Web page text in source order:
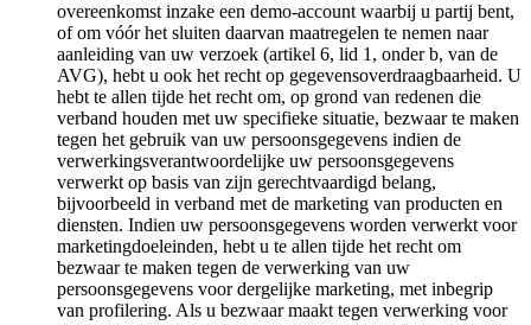
overeenkomst inzake een demo-account waarbij u partij bent,
of om vóór het sluiten daarvan maatregelen te nemen naar
aanleiding van uw verzoek (artikel 6, lid 1, onder b, van de
AVG), hebt u ook het recht op gegevensoverdraagbaarheid. U
hebt te allen tijde het recht om, op grond van redenen die
verband houden met uw specifieke situatie, bezwaar te maken
tegen het gebruik van uw persoonsgegevens indien de
verwerkingsverantwoordelijke uw persoonsgegevens
verwerkt op basis van zijn gerechtvaardigd belang,
bijvoorbeeld in verband met de marketing van producten en
diensten. Indien uw persoonsgegevens worden verwerkt voor
marketingdoeleinden, hebt u te allen tijde het recht om
bezwaar te maken tegen de verwerking van uw
persoonsgegevens voor dergelijke marketing, met inbegrip
van profilering. Als u bezwaar maakt tegen verwerking voor